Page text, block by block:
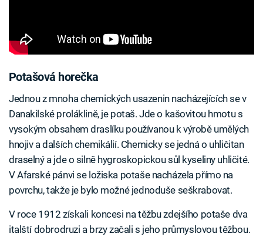
Potašová horečka
Jednou z mnoha chemických usazenin nacházejících se v
Danakilské proláklině, je potaš. Jde o kašovitou hmotu s
vysokým obsahem draslíku používanou k výrobě umělých
hnojiv a dalších chemikálií. Chemicky se jedná o uhličitan
draselný a jde o silně hygroskopickou sůl kyseliny uhličité.
V Afarské pánvi se ložiska potaše nacházela přímo na
povrchu, takže je bylo možné jednoduše seškrabovat.
V roce 1912 získali koncesi na těžbu zdejšího potaše dva
italští dobrodruzi a brzy začali s jeho průmyslovou těžbou.